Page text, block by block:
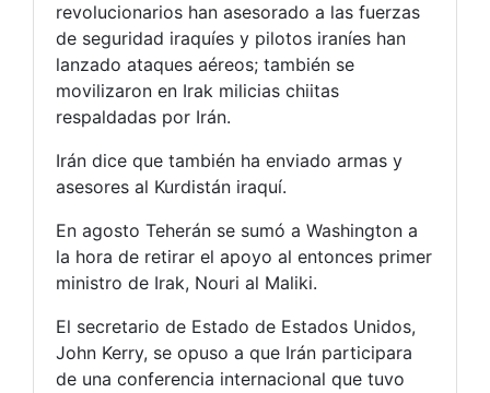
revolucionarios han asesorado a las fuerzas
de seguridad iraquíes y pilotos iraníes han
lanzado ataques aéreos; también se
movilizaron en Irak milicias chiitas
respaldadas por Irán.
Irán dice que también ha enviado armas y
asesores al Kurdistán iraquí.
En agosto Teherán se sumó a Washington a
la hora de retirar el apoyo al entonces primer
ministro de Irak, Nouri al Maliki.
El secretario de Estado de Estados Unidos,
John Kerry, se opuso a que Irán participara
de una conferencia internacional que tuvo